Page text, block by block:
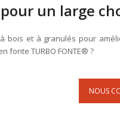
un large
bois et à granulés pour
fonte TURBO FONTE® ?
NOUS